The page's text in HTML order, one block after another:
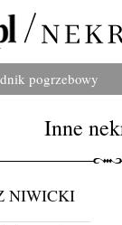
pogrzebowy
Inne
NIWICKI